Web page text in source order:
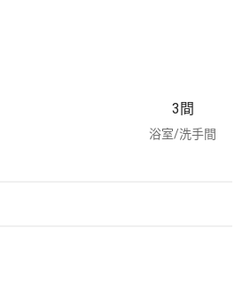
3 間
浴室/洗手間